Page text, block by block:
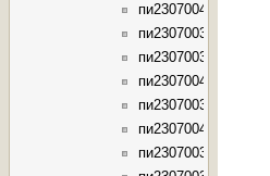
пи23070046
пи23070037
пи23070036
пи23070045
пи23070035
пи23070044
пи23070034